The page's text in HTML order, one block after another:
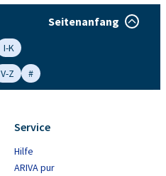
Seitenanfang
I-K
V-Z #
Service
Hilfe
ARIVA pur